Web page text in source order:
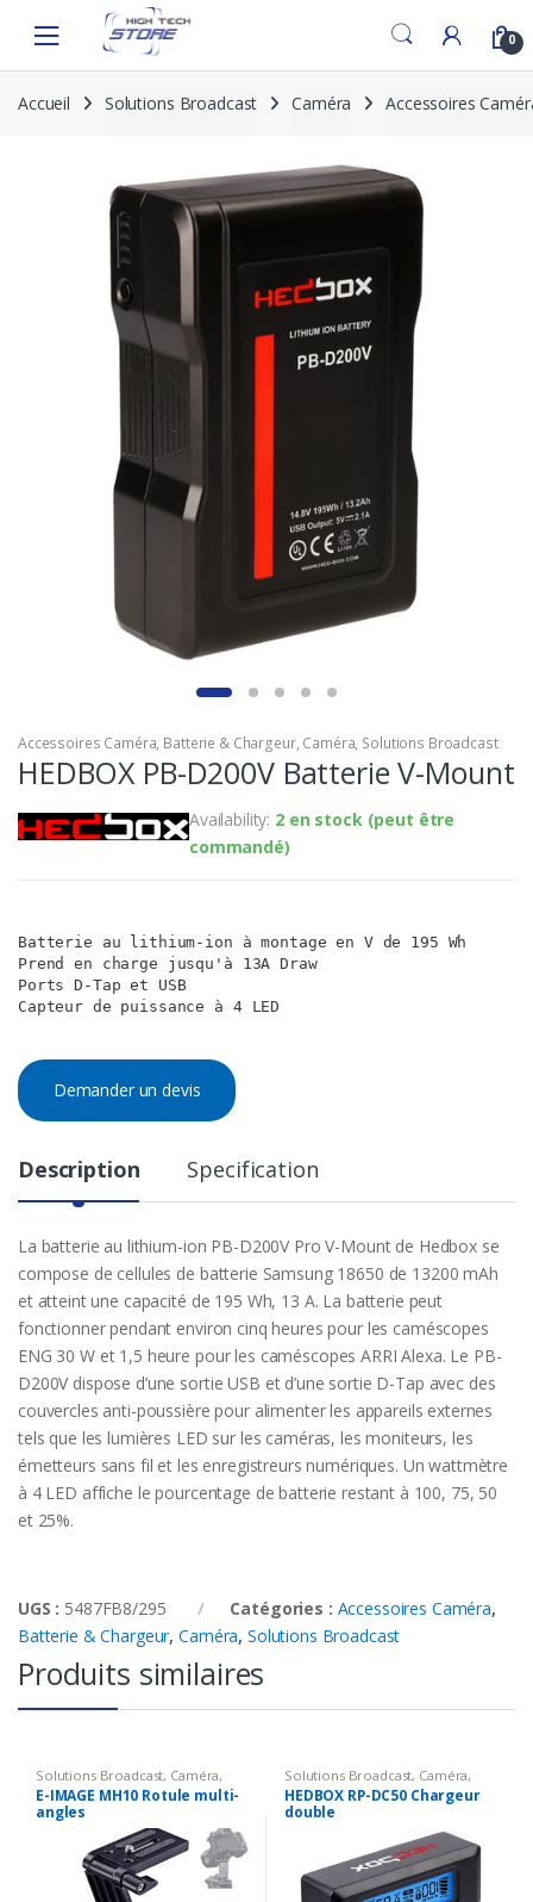
navigation
content
0
Accueil Solutions Broadcast Caméra Accessoires
Accessoires Caméra, Batterie & Chargeur, Caméra, Solutions Broadcast
HEDBOX PB-D200V Batterie V-Mount
Availability: 2 en stock (peut être
commandé)
Batterie au lithium-ion à montage en V de 195 Wh
Prend en charge jusqu'à 13A Draw
Ports D-Tap et USB
Capteur de puissance à 4 LED
Demander un devis
Description Specification
La batterie au lithium-ion PB-D200V Pro V-Mount de Hedbox se
compose de cellules de batterie Samsung 18650 de 13200 mAh
et atteint une capacité de 195 Wh, 13 A. La batterie peut
fonctionner pendant environ cinq heures pour les caméscopes
ENG 30 W et 1,5 heure pour les caméscopes ARRI Alexa. Le PB-
D200V dispose d’une sortie USB et d’une sortie D-Tap avec des
couvercles anti-poussière pour alimenter les appareils externes
tels que les lumières LED sur les caméras, les moniteurs, les
émetteurs sans fil et les enregistreurs numériques. Un wattmètre
à 4 LED affiche le pourcentage de batterie restant à 100, 75, 50
et 25%.
UGS : 5487FB8/295 Catégories : Accessoires Caméra,
Batterie & Chargeur,Caméra, Solutions Broadcast
Produits similaires
Solutions Broadcast, Caméra,
Accessoires Caméra , Support
E-IMAGE MH10 Rotule multi-
angles
Solutions Broadcast, Caméra,
Accessoires Caméra ,Batterie &
Chargeur
HEDBOX RP-DC50 Chargeur
double